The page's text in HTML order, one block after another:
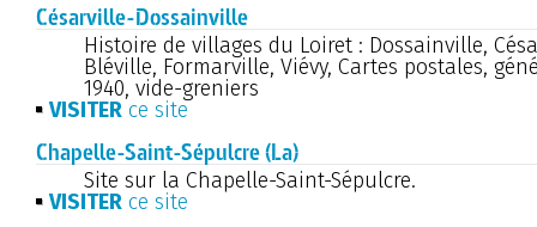
Césarville-Dossainville
Histoire de villages du Loiret : Dossainville,
Bléville, Formarville, Viévy, Cartes postales,
1940, vide-greniers
VISITER ce site
Chapelle-Saint-Sépulcre (La)
Site sur la Chapelle-Saint-Sépulcre.
VISITER ce site